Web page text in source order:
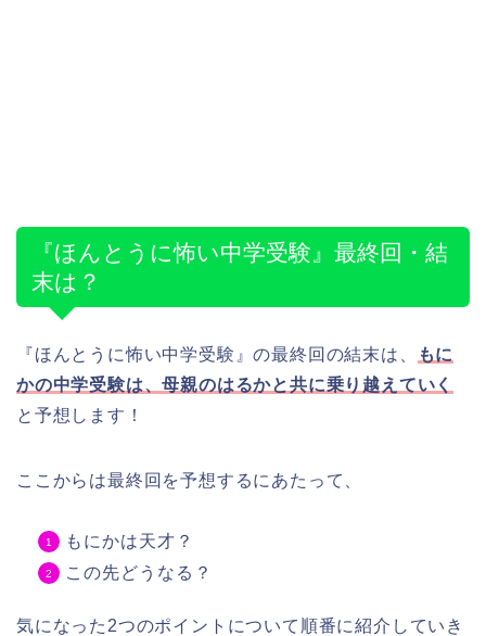
『ほんとうに怖い中学受験』最終回・結
末は？
『ほんとうに怖い中学受験』の最終回の結末は、
もに
かの中学受験は、母親のはるかと共に乗り越えていく
と予想します！
ここからは最終回を予想するにあたって、
もにかは天才？
この先どうなる？
気になった2つのポイントについて順番に紹介していき